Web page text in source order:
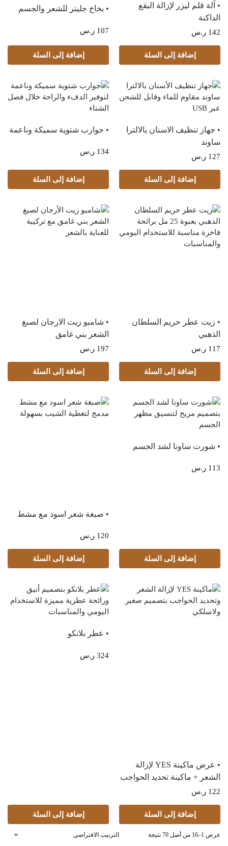
• آلة قلم ليزر لإزالة البقع
الداكنة
142 ر.س
إضافة إلى السلة
• بخاخ جليتر للشعر والجسم
107 ر.س
إضافة إلى السلة
• جهاز تنظيف الاسنان بالالترا
ساوند
127 ر.س
إضافة إلى السلة
• جوارب شتوية سميكة وناعمة
134 ر.س
إضافة إلى السلة
• زيت عطر حريم السلطان
الذهبي
117 ر.س
إضافة إلى السلة
• شامبو زيت الارجان لصبغ
الشعر بني غامق
197 ر.س
إضافة إلى السلة
• شورت ساونا لشد الجسم
113 ر.س
إضافة إلى السلة
• صبغة شعر اسود مع مشط
120 ر.س
إضافة إلى السلة
• عرض ماكينة YES لإزالة
الشعر + ماكينة تحديد الحواجب
122 ر.س
إضافة إلى السلة
• عطر بلانكو
324 ر.س
إضافة إلى السلة
عرض 1–16 من أصل 70 نتيجة